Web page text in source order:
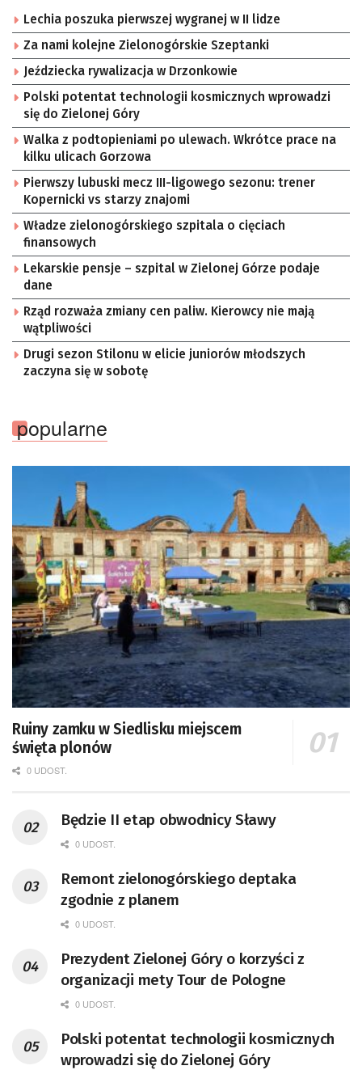
Lechia poszuka pierwszej wygranej w II lidze
Za nami kolejne Zielonogórskie Szeptanki
Jeździecka rywalizacja w Drzonkowie
Polski potentat technologii kosmicznych wprowadzi
się do Zielonej Góry
Walka z podtopieniami po ulewach. Wkrótce prace na
kilku ulicach Gorzowa
Pierwszy lubuski mecz III-ligowego sezonu: trener
Kopernicki vs starzy znajomi
Władze zielonogórskiego szpitala o cięciach
finansowych
Lekarskie pensje – szpital w Zielonej Górze podaje
dane
Rząd rozważa zmiany cen paliw. Kierowcy nie mają
wątpliwości
Drugi sezon Stilonu w elicie juniorów młodszych
zaczyna się w sobotę
popularne
Ruiny zamku w Siedlisku miejscem
święta plonów
0 UDOST.
Będzie II etap obwodnicy Sławy
0 UDOST.
Remont zielonogórskiego deptaka
zgodnie z planem
0 UDOST.
Prezydent Zielonej Góry o korzyści z
organizacji mety Tour de Pologne
0 UDOST.
Polski potentat technologii kosmicznych
wprowadzi się do Zielonej Góry